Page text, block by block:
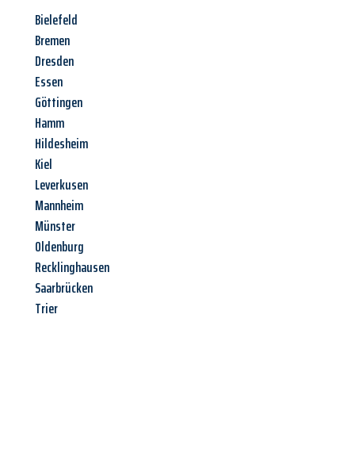
Bielefeld
Bremen
Dresden
Essen
Göttingen
Hamm
Hildesheim
Kiel
Leverkusen
Mannheim
Münster
Oldenburg
Recklinghausen
Saarbrücken
Trier